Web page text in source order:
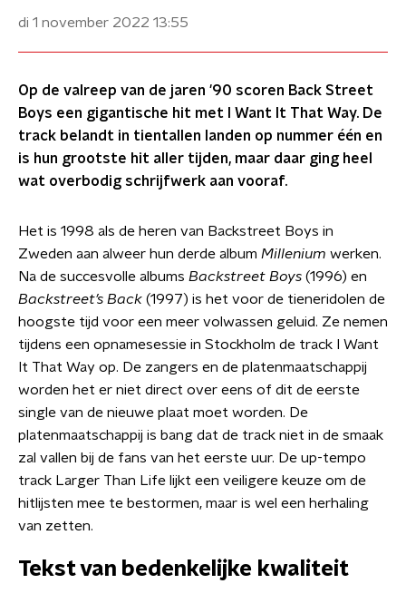
di 1 november 2022 13:55
Op de valreep van de jaren '90 scoren Back Street
Boys een gigantische hit met I Want It That Way. De
track belandt in tientallen landen op nummer één en
is hun grootste hit aller tijden, maar daar ging heel
wat overbodig schrijfwerk aan vooraf.
Het is 1998 als de heren van Backstreet Boys in
Zweden aan alweer hun derde album Millenium werken.
Na de succesvolle albums Backstreet Boys (1996) en
Backstreet’s Back (1997) is het voor de tieneridolen de
hoogste tijd voor een meer volwassen geluid. Ze nemen
tijdens een opnamesessie in Stockholm de track I Want
It That Way op. De zangers en de platenmaatschappij
worden het er niet direct over eens of dit de eerste
single van de nieuwe plaat moet worden. De
platenmaatschappij is bang dat de track niet in de smaak
zal vallen bij de fans van het eerste uur. De up-tempo
track Larger Than Life lijkt een veiligere keuze om de
hitlijsten mee te bestormen, maar is wel een herhaling
van zetten.
Tekst van bedenkelijke kwaliteit